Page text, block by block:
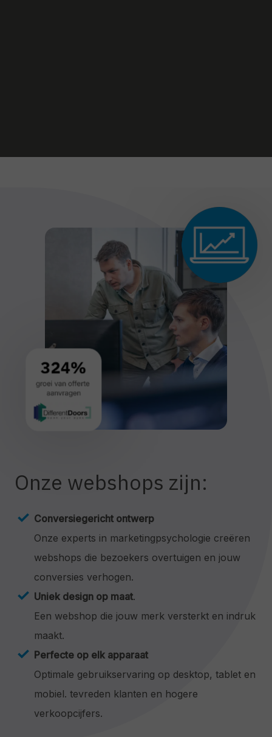
Onze webshops zijn:
Conversiegericht ontwerp
Onze experts in marketingpsychologie creëren
webshops die bezoekers overtuigen en jouw
conversies verhogen.
Uniek design op maat.
Een webshop die jouw merk versterkt en indruk
maakt.
Perfecte op elk apparaat
Optimale gebruikservaring op desktop, tablet en
mobiel. tevreden klanten en hogere
verkoopcijfers.